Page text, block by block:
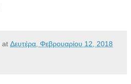
at Δευτέρα, Φεβρουαρίου 12, 2018